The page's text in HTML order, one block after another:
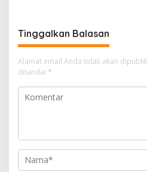
Tinggalkan Balasan
Alamat email Anda tidak akan
ditandai *